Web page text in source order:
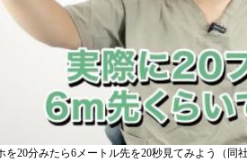
を20分みたら6メートル先を20秒見てみよう（同社